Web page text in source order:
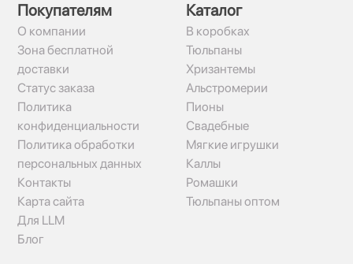
Покупателям
О компании
Зона бесплатной
доставки
Статус заказа
Политика
конфиденциальности
Политика обработки
персональных данных
Контакты
Карта сайта
Для LLM
Блог
Каталог
В коробках
Тюльпаны
Хризантемы
Альстромерии
Пионы
Свадебные
Мягкие игрушки
Каллы
Ромашки
Тюльпаны оптом